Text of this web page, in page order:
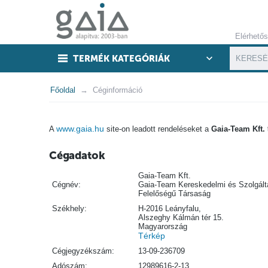
TERMÉK KATEGÓRIÁK
Főoldal Céginformáció
A www.gaia.hu site-on leadott rendeléseket a Gaia-Team Kft.
Cégadatok
Cégnév:
Gaia-Team Kft.
Gaia-Team Kereskedelmi és
Felelőségű Társaság
Székhely:
H-2016 Leányfalu,
Alszeghy Kálmán tér 15.
Magyarország
Térkép
Cégjegyzékszám:
13-09-236709
Adószám:
12989616-2-13